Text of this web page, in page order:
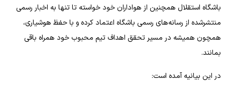
باشگاه استقلال همچنین از هواداران خود خواسته تا تنها به اخبار رسمی
منتشرشده از رسانه‌های رسمی باشگاه اعتماد کرده و با حفظ هوشیاری،
همچون همیشه در مسیر تحقق اهداف تیم محبوب خود همراه باقی
بمانند.
در این بیانیه آمده است: